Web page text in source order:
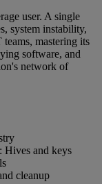
user. A single
system instability,
mastering its
software, and
network of
Hives and keys
cleanup